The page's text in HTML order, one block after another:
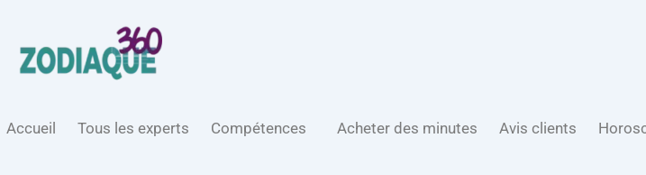
contenu
Accueil Tous les experts Compétences Acheter des minutes Avis clients